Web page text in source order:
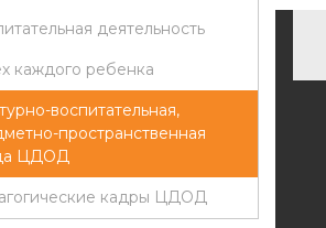
деятельность
каждого ребенка
воспитательная,
пространственная
ЦДОД
кадры ЦДОД